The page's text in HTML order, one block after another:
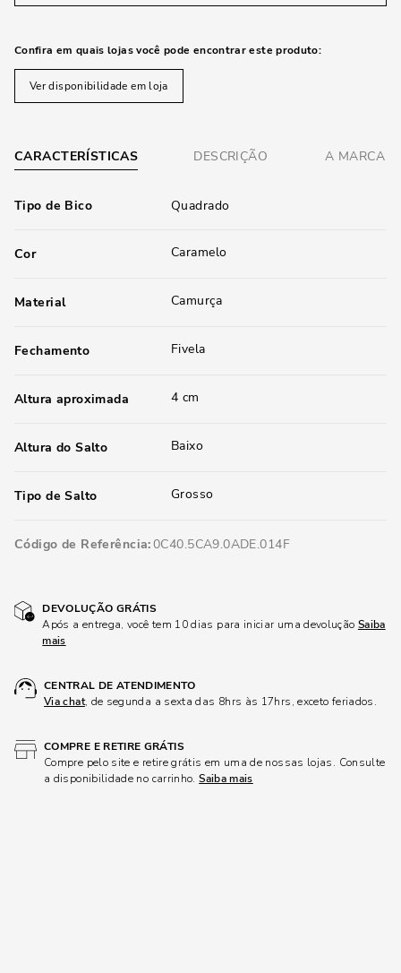
Confira em quais lojas você pode encontrar este produto:
Ver disponibilidade em loja
CARACTERÍSTICAS DESCRIÇÃO A MARCA
Tipo de Bico Quadrado
Cor Caramelo
Material Camurça
Fechamento Fivela
Altura aproximada 4 cm
Altura do Salto Baixo
Tipo de Salto Grosso
Código de Referência 0C40.5CA9.0ADE.014F
DEVOLUÇÃO GRÁTIS
Após a entrega, você tem 10 dias para iniciar uma devolução Saiba
mais
CENTRAL DE ATENDIMENTO
Via chat, de segunda a sexta das 8hrs às 17hrs, exceto feriados.
COMPRE E RETIRE GRÁTIS
Compre pelo site e retire grátis em uma de nossas lojas. Consulte
a disponibilidade no carrinho.Saiba mais